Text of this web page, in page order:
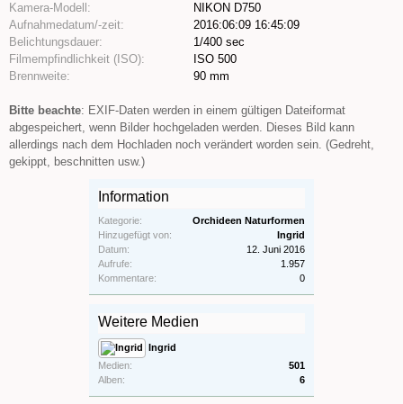
Kamera-Modell:
NIKON D750
Aufnahmedatum/-zeit:
2016:06:09 16:45:09
Belichtungsdauer:
1/400 sec
Filmempfindlichkeit (ISO):
ISO 500
Brennweite:
90 mm
Bitte beachte: EXIF-Daten werden in einem gültigen Dateiformat
abgespeichert, wenn Bilder hochgeladen werden. Dieses Bild kann
allerdings nach dem Hochladen noch verändert worden sein. (Gedreht,
gekippt, beschnitten usw.)
Information
Kategorie:
Orchideen Naturformen
Hinzugefügt von:
Ingrid
Datum:
12. Juni 2016
Aufrufe:
1.957
Kommentare:
0
Weitere Medien
Ingrid
Medien:
501
Alben:
6